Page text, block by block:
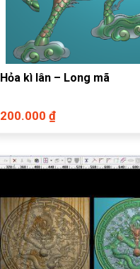
Hỏa kì lân – Long mã
200.000 ₫